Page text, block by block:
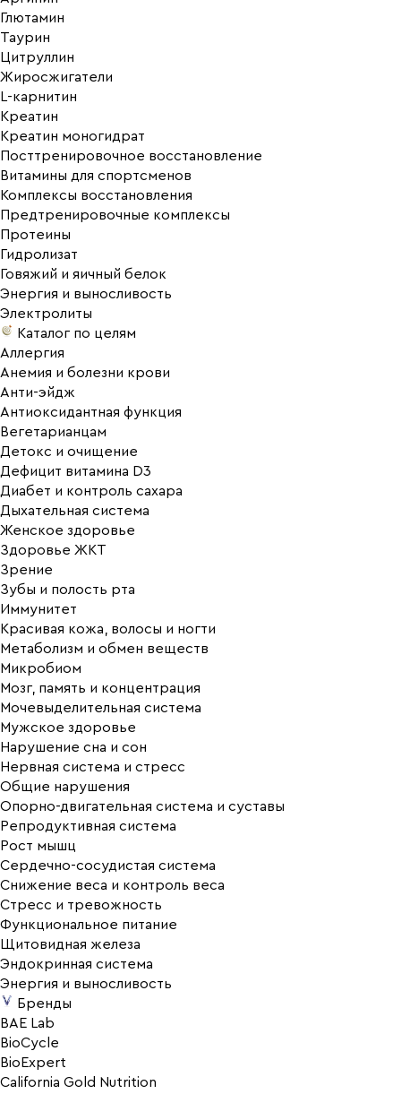
Глютамин
Таурин
Цитруллин
Жиросжигатели
L-карнитин
Креатин
Креатин моногидрат
Посттренировочное восстановление
Витамины для спортсменов
Комплексы восстановления
Предтренировочные комплексы
Протеины
Гидролизат
Говяжий и яичный белок
Энергия и выносливость
Электролиты
Каталог по целям
Аллергия
Анемия и болезни крови
Анти-эйдж
Антиоксидантная функция
Вегетарианцам
Детокс и очищение
Дефицит витамина D3
Диабет и контроль сахара
Дыхательная система
Женское здоровье
Здоровье ЖКТ
Зрение
Зубы и полость рта
Иммунитет
Красивая кожа, волосы и ногти
Метаболизм и обмен веществ
Микробиом
Мозг, память и концентрация
Мочевыделительная система
Мужское здоровье
Нарушение сна и сон
Нервная система и стресс
Общие нарушения
Опорно-двигательная система и суставы
Репродуктивная система
Рост мышц
Сердечно-сосудистая система
Снижение веса и контроль веса
Стресс и тревожность
Функциональное питание
Щитовидная железа
Эндокринная система
Энергия и выносливость
Бренды
BAE Lab
BioCycle
BioExpert
California Gold Nutrition